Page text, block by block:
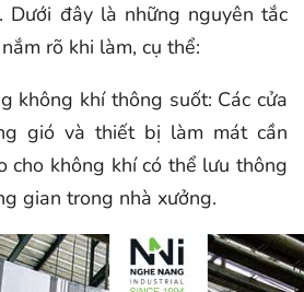
Dưới đây là những nguyên tắc
rõ khi làm, cụ thể:
không khí thông suốt: Các cửa
gió và thiết bị làm mát cần
cho không khí có thể lưu thông
gian trong nhà xưởng.